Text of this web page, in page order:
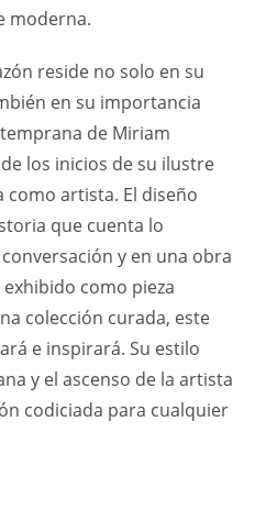
moderna.
reside no solo en su
en su importancia
de Miriam
los inicios de su ilustre
artista. El diseño
que cuenta lo
y en una obra
exhibido como pieza
colección curada, este
e inspirará. Su estilo
y el ascenso de la artista
codiciada para cualquier